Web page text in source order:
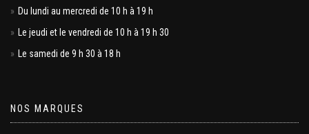
Du lundi au mercredi de 10 h à 19 h
Le jeudi et le vendredi de 10 h à 19 h 30
Le samedi de 9 h 30 à 18 h
NOS MARQUES